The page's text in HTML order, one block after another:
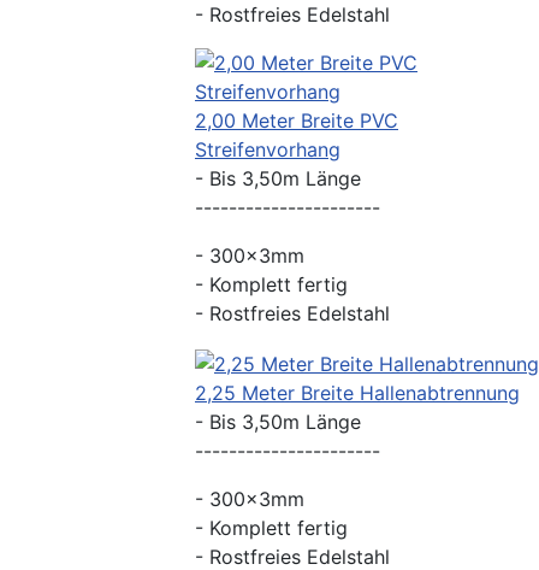
- Rostfreies Edelstahl
2,00 Meter Breite PVC
Streifenvorhang
- Bis 3,50m Länge
----------------------
- 300x3mm
- Komplett fertig
- Rostfreies Edelstahl
2,25 Meter Breite Hallenabtrennung
- Bis 3,50m Länge
----------------------
- 300x3mm
- Komplett fertig
- Rostfreies Edelstahl